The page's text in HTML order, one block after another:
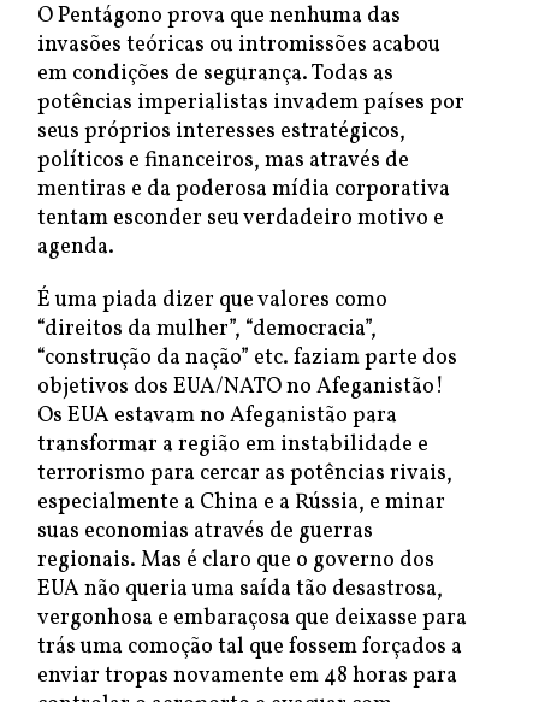
O Pentágono prova que nenhuma das
invasões teóricas ou intromissões acabou
em condições de segurança. Todas as
potências imperialistas invadem países por
seus próprios interesses estratégicos,
políticos e financeiros, mas através de
mentiras e da poderosa mídia corporativa
tentam esconder seu verdadeiro motivo e
agenda.
É uma piada dizer que valores como
“direitos da mulher”, “democracia”,
“construção da nação” etc. faziam parte dos
objetivos dos EUA/NATO no Afeganistão!
Os EUA estavam no Afeganistão para
transformar a região em instabilidade e
terrorismo para cercar as potências rivais,
especialmente a China e a Rússia, e minar
suas economias através de guerras
regionais. Mas é claro que o governo dos
EUA não queria uma saída tão desastrosa,
vergonhosa e embaraçosa que deixasse para
trás uma comoção tal que fossem forçados a
enviar tropas novamente em 48 horas para